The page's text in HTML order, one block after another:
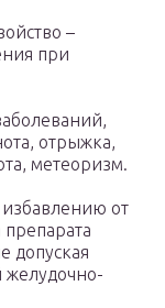
–
при
отрыжка,
метеоризм.
избавлению от
допуская
желудочно-